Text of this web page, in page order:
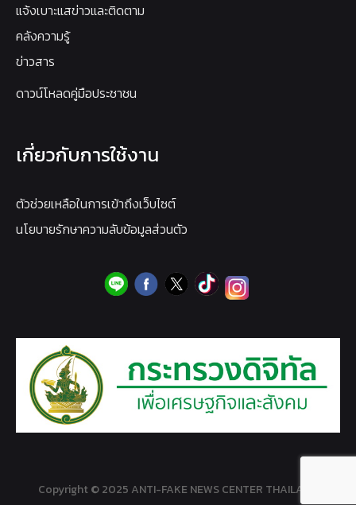
แจ้งเบาะแสข่าวและติดตาม
คลังความรู้
ข่าวสาร
ดาวน์โหลดคู่มือประชาชน
เกี่ยวกับการใช้งาน
ตัวช่วยเหลือในการเข้าถึงเว็บไซต์
นโยบายรักษาความลับข้อมูลส่วนตัว
Copyright © 2025 ANTI-FAKE NEWS CENTER THAILAND